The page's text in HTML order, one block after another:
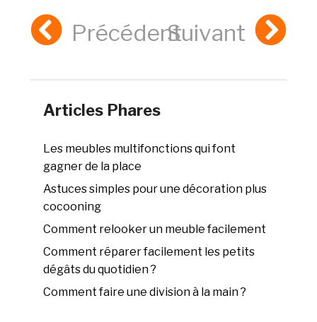
PrécédentSuivant
Articles Phares
Les meubles multifonctions qui font
gagner de la place
Astuces simples pour une décoration plus
cocooning
Comment relooker un meuble facilement
Comment réparer facilement les petits
dégâts du quotidien ?
Comment faire une division à la main ?